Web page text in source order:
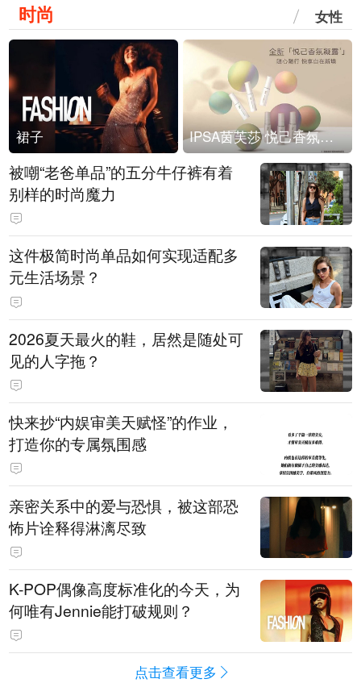
时尚 女性
裙子 IPSA茵芙莎 悦己香氛凝露上市
被嘲“老爸单品”的五分牛仔裤有着
别样的时尚魔力
这件极简时尚单品如何实现适配多
元生活场景？
2026夏天最火的鞋，居然是随处可
见的人字拖？
快来抄“内娱审美天赋怪”的作业，
打造你的专属氛围感
亲密关系中的爱与恐惧，被这部恐
怖片诠释得淋漓尽致
K-POP偶像高度标准化的今天，为
何唯有Jennie能打破规则？
点击查看更多